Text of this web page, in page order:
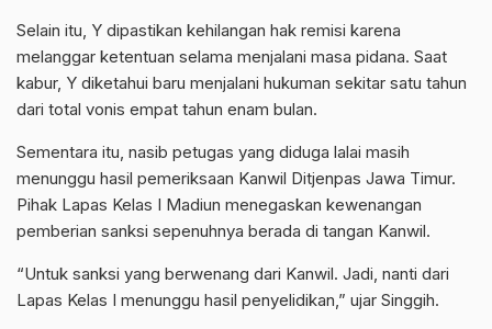
Selain itu, Y dipastikan kehilangan hak remisi karena
melanggar ketentuan selama menjalani masa pidana. Saat
kabur, Y diketahui baru menjalani hukuman sekitar satu tahun
dari total vonis empat tahun enam bulan.
Sementara itu, nasib petugas yang diduga lalai masih
menunggu hasil pemeriksaan Kanwil Ditjenpas Jawa Timur.
Pihak Lapas Kelas I Madiun menegaskan kewenangan
pemberian sanksi sepenuhnya berada di tangan Kanwil.
“Untuk sanksi yang berwenang dari Kanwil. Jadi, nanti dari
Lapas Kelas I menunggu hasil penyelidikan,” ujar Singgih.